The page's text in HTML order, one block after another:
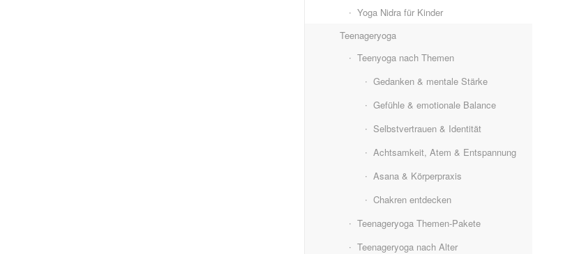
Yoga Nidra für Kinder
Teenageryoga
Teenyoga nach Themen
Gedanken & mentale Stärke
Gefühle & emotionale Balance
Selbstvertrauen & Identität
Achtsamkeit, Atem & Entspannung
Asana & Körperpraxis
Chakren entdecken
Teenageryoga Themen-Pakete
Teenageryoga nach Alter